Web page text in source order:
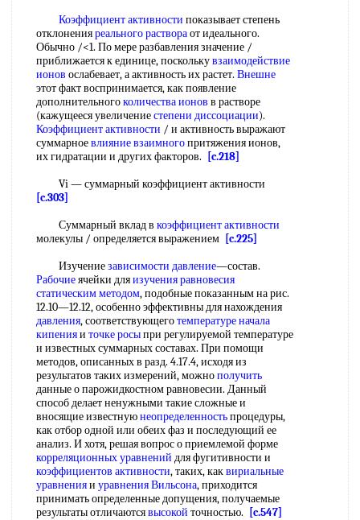
Коэффициент активности показывает степень
отклоненияреального раствораот идеального.
Обычно /<1. По мере разбавления значение /
приближается к единице, посколькувзаимодействие
ионов ослабевает, а активность их растет. Внешне
этот факт воспринимается, как появление
дополнительногоколичества ионов в растворе
(кажущееся увеличениестепени диссоциации).
Коэффициент активности / и активность выражают
суммарноевлияние взаимногопритяжения ионов,
их гидратации и других факторов.
[c.218]
Vi — суммарный коэффициент активности
[c.303]
Суммарный вклад в коэффициент активности
молекулы / определяется выражением [c.225]
Изучениезависимости давление—состав.
Рабочиеячейки дляизучения равновесия
статическим методом, подобные показанным на рис.
12.10—12.12, особенно эффективны для нахождения
давления, соответствующеготемпературе начала
кипенияи точке росыпри регулируемой температуре
и известных суммарных составах. При помощи
методов, описанных в разд. 4.17.4, исходя из
результатов таких измерений, можнополучить
данные о парожидкостном равновесии. Данный
способ делает ненужными такие сложные и
вносящие известнуюнеопределенностьпроцедуры,
как отбор одной или обеих фаз и последующий ее
анализ. И хотя, решая вопрос о приемлемой форме
корреляционных уравнений для фугитивности и
коэффициентов активности, таких, каквириальные
уравненияи уравнения Вильсона, приходится
принимать определенные допущения, получаемые
результаты отличаютсявысокой точностью. [c.547]